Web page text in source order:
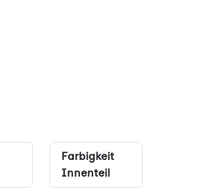
Farbigkeit
Innenteil